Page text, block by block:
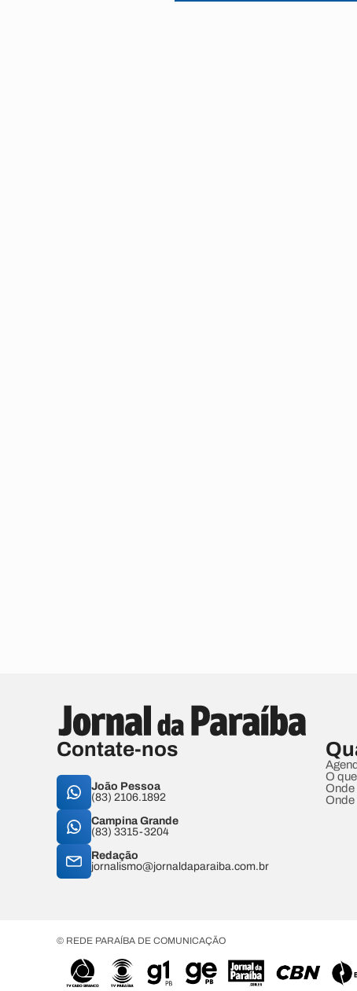
Contate-nos
João Pessoa
(83) 2106.1892
Campina Grande
(83) 3315-3204
Redação
jornalismo@jornaldaparaiba.com.br
O
Onde
Onde
© REDE PARAÍBA DE COMUNICAÇÃO